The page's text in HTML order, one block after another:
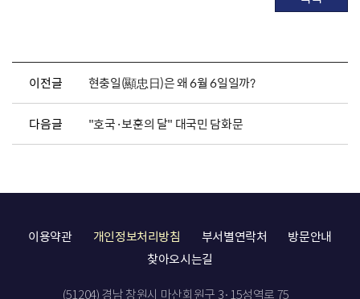
이전글 현충일(顯忠日)은 왜 6월 6일일까?
다음글 "호국·보훈의 달" 대국민 담화문
이용약관 개인정보처리방침 부서별연락처
방문안내
찾아오시는길
(51204) 경남 창원시 마산회원구 3·15성역로 75